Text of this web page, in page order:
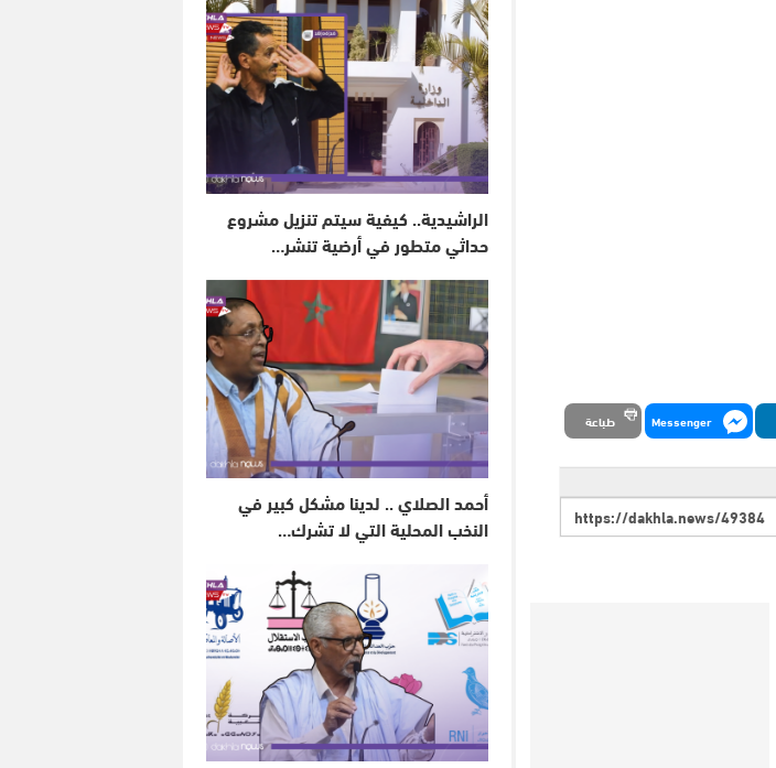
Messenger طباعة
الراشيدية.. كيفية سيتم تنزيل مشروع
حداثي متطور في أرضية تنشر…
أحمد الصلاي .. لدينا مشكل كبير في
النخب المحلية التي لا تشرك…